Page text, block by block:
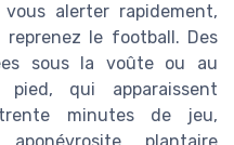
alerter rapidement,
le football. Des
sous la voûte ou au
qui apparaissent
minutes de jeu,